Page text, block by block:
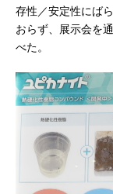
存性／安定性にば
おらず、展示会を
べた。